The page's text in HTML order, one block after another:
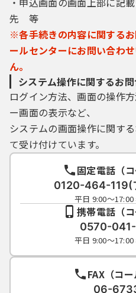
(5) 利用者は、登録し
５ 電子証明書の取得・
(1) 利用者が、本サー
「電子署名」という。
あります。電子署名が
は、自ら電子証明書を
等のデータに署名を付
(2) (1)の電子署名を利
準備、電子証明書のイ
の利用に関しては、利
いて行うものとします
(3) 利用者は、自らの
を厳重に管理するもの
がある場合は、電子証
（公的個人認証につい
町村窓口）に対して速
うこととします。
(4) 構成団体は、当該
先 等
※各手続きの内容に関する
ールセンターにお問い合わ
ん。
システム操作に関するお
ログイン方法、画面の操作
ー画面の表示など、
システムの画面操作に関す
て受け付けています。
固定電話（コ
0120-464-119(
平日 9:00～17:00
携帯電話（コ
0570-
平日 9:00～17:00
FAX（コー
06-